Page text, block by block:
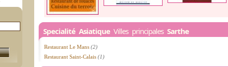
Specialité Asiatique Villes principales Sarthe
Restaurant Le Mans (2)
Restaurant Saint-Calais (1)